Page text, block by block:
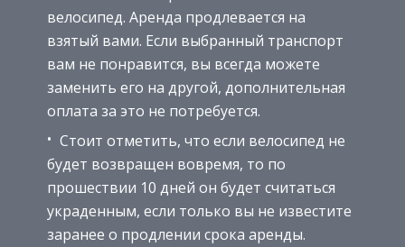
велосипед. Аренда продлевается на
взятый вами. Если выбранный транспорт
вам не понравится, вы всегда можете
заменить его на другой, дополнительная
оплата за это не потребуется.
Стоит отметить, что если велосипед не
будет возвращен вовремя, то по
прошествии 10 дней он будет считаться
украденным, если только вы не известите
заранее о продлении срока аренды.